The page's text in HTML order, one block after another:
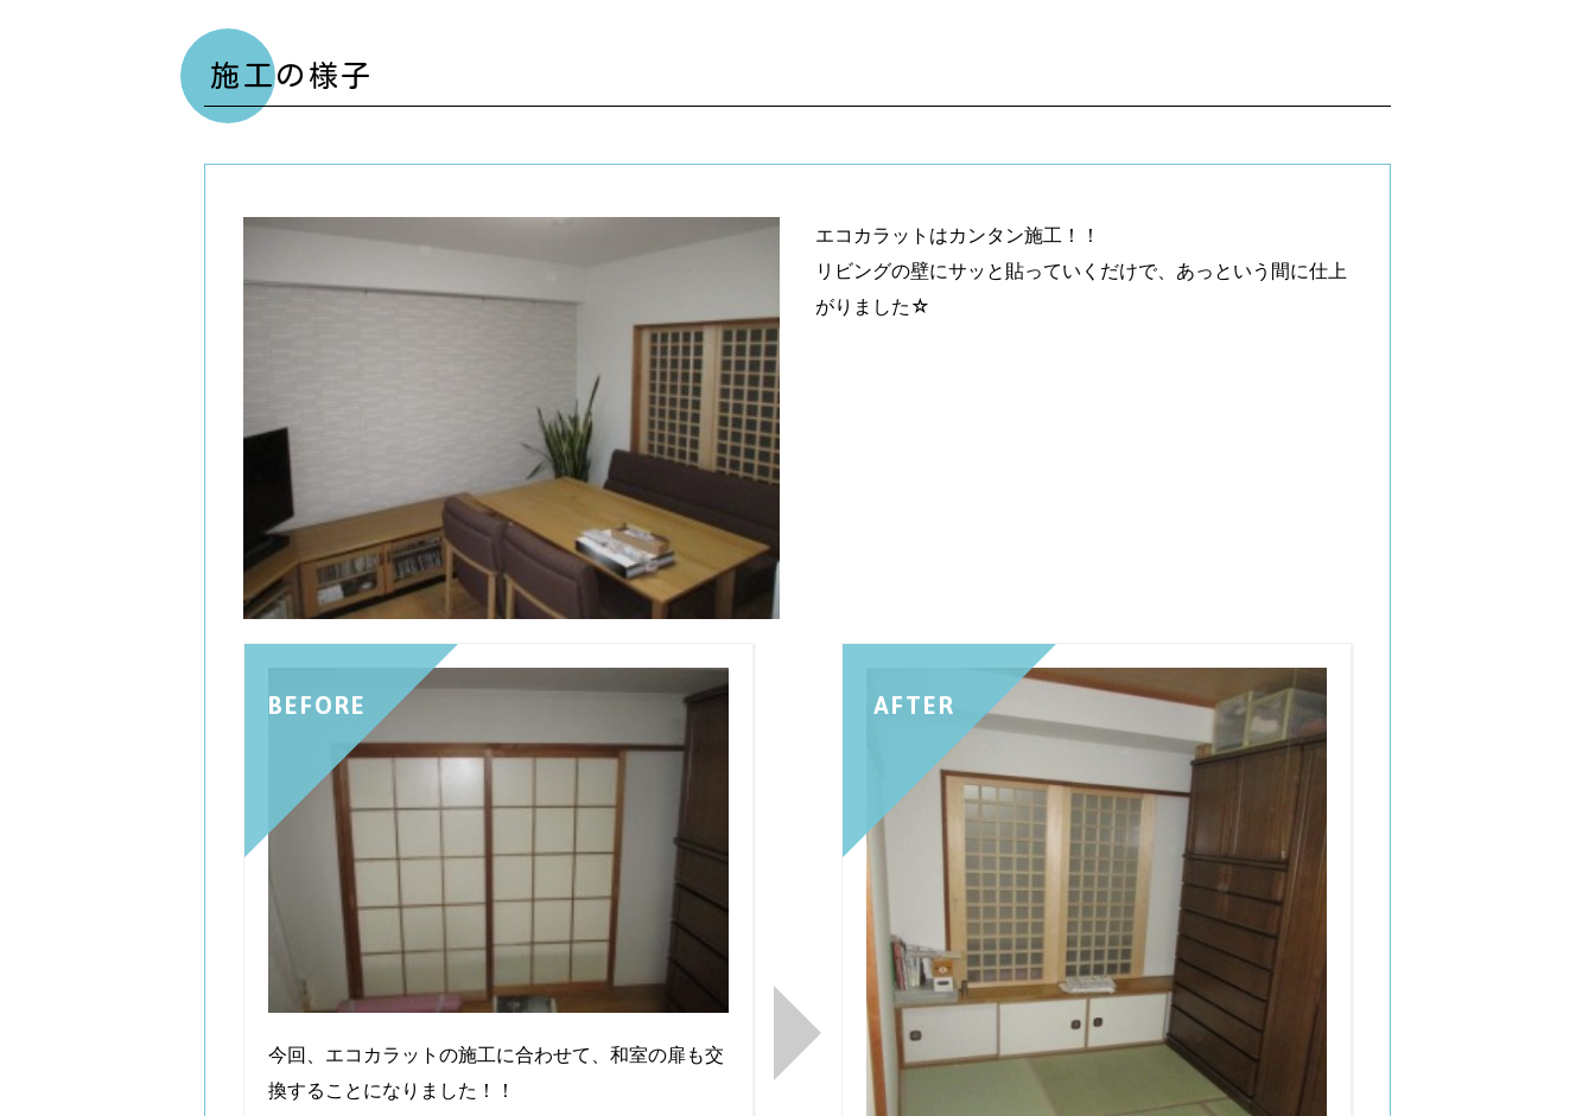
施工の様子
エコカラットはカンタン施工！！
リビングの壁にサッと貼っていくだけで、あっという間に仕上
がりました☆
BEFORE
今回、エコカラットの施工に合わせて、和室の扉も交
換することになりました！！
AFTER